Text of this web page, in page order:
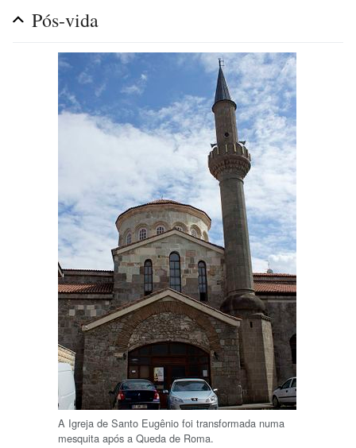
Pós-vida
A Igreja de Santo Eugênio foi transformada numa
mesquita após a Queda de Roma.